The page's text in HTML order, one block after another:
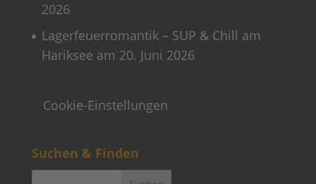
2026
Lagerfeuerromantik – SUP & Chill am
Hariksee am 20. Juni 2026
Cookie-Einstellungen
Suchen & Finden